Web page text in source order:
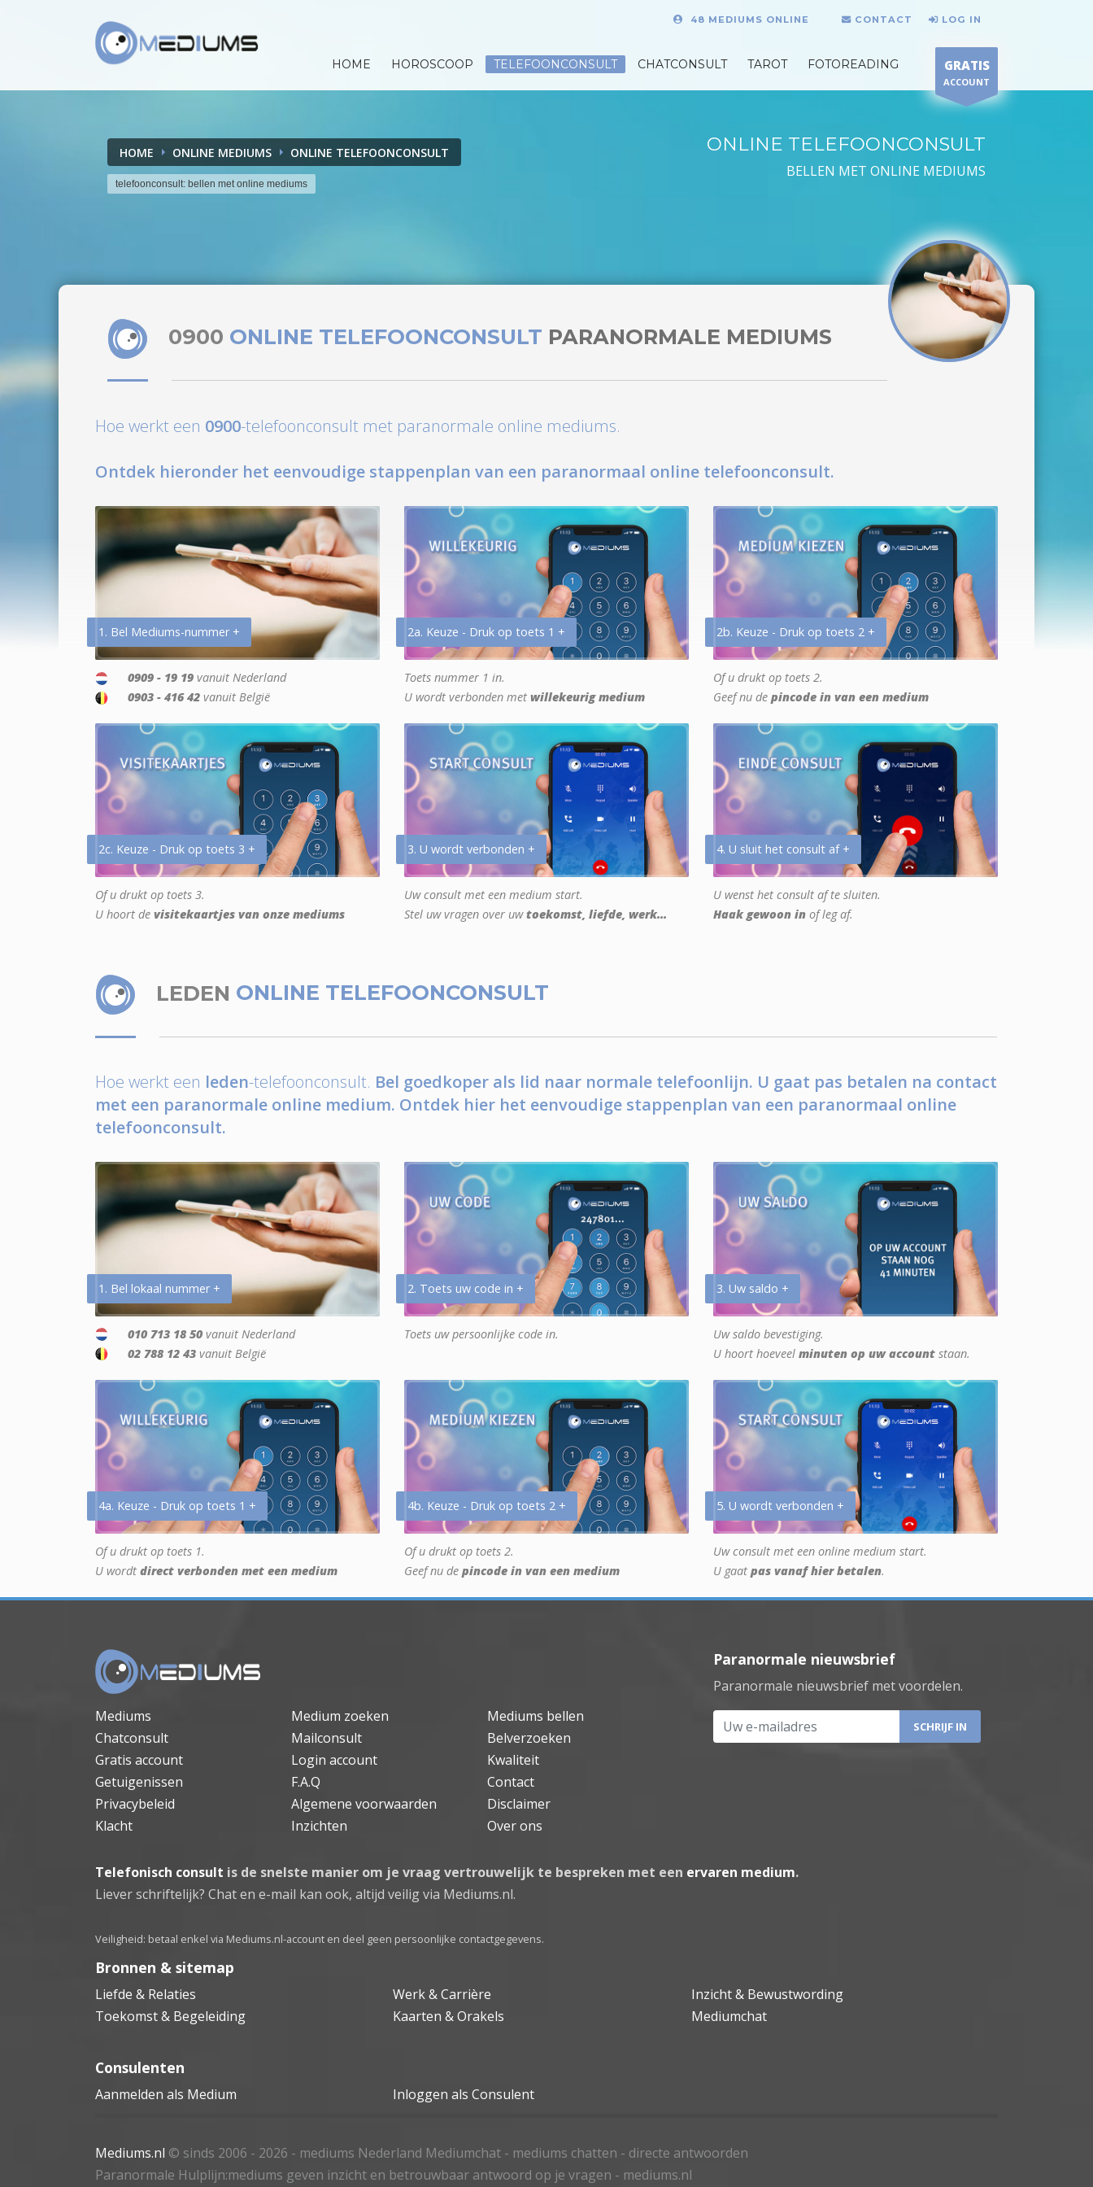
48 MEDIUMS ONLINE CONTACT LOG IN
HOME HOROSCOOP TELEFOONCONSULT CHATCONSULT TAROT FOTOREADING GRATIS
ACCOUNT
HOME ONLINE MEDIUMS ONLINE TELEFOONCONSULT
telefoonconsult: bellen met online mediums
ONLINE TELEFOONCONSULT
BELLEN MET ONLINE MEDIUMS
0900 ONLINE TELEFOONCONSULT PARANORMALE MEDIUMS
Hoe werkt een 0900-telefoonconsult met paranormale online mediums.
Ontdek hieronder het eenvoudige stappenplan van een paranormaal online telefoonconsult.
1. Bel Mediums-nummer +
0909 - 19 19 vanuit Nederland
0903 - 416 42 vanuit België
2a. Keuze - Druk op toets 1 +
Toets nummer 1 in.
U wordt verbonden met willekeurig medium
2b. Keuze - Druk op toets 2 +
Of u drukt op toets 2.
Geef nu de pincode in van een medium
2c. Keuze - Druk op toets 3 +
Of u drukt op toets 3.
U hoort de visitekaartjes van onze mediums
3. U wordt verbonden +
Uw consult met een medium start.
Stel uw vragen over uwtoekomst, liefde, werk...
4. U sluit het consult af +
U wenst het consult af te sluiten.
Haak gewoon in of leg af.
LEDEN ONLINE TELEFOONCONSULT
Hoe werkt een leden-telefoonconsult. Bel goedkoper als lid naar normale telefoonlijn. U gaat pas betalen na contact
met een paranormale online medium. Ontdek hier het eenvoudige stappenplan van een paranormaal online
telefoonconsult.
1. Bel lokaal nummer +
010 713 18 50 vanuit Nederland
02 788 12 43 vanuit België
2. Toets uw code in +
Toets uw persoonlijke code in.
3. Uw saldo +
Uw saldo bevestiging.
U hoort hoeveel minuten op uw account staan.
4a. Keuze - Druk op toets 1 +
Of u drukt op toets 1.
U wordt direct verbonden met een medium
4b. Keuze - Druk op toets 2 +
Of u drukt op toets 2.
Geef nu de pincode in van een medium
5. U wordt verbonden +
Uw consult met een online medium start.
U gaat pas vanaf hier betalen.
Mediums Medium zoeken
Mediums bellen
Chatconsult
Mailconsult
Belverzoeken
Gratis account
Login account
Kwaliteit
Getuigenissen
F.A.Q
Contact
Privacybeleid
Algemene voorwaarden
Disclaimer
Klacht
Inzichten Over ons
Paranormale nieuwsbrief
Paranormale nieuwsbrief met voordelen.
Uw e-mailadres
Telefonisch consult is de snelste manier om je vraag vertrouwelijk te bespreken met een ervaren medium.
Liever schriftelijk? Chat en e-mail kan ook, altijd veilig via Mediums.nl.
Veiligheid: betaal enkel via Mediums.nl-account en deel geen persoonlijke contactgegevens.
Bronnen & sitemap
Liefde & Relaties Werk & Carrière
Inzicht & Bewustwording
Toekomst & Begeleiding
Kaarten & Orakels Mediumchat
Consulenten
Aanmelden als Medium Inloggen als Consulent
Mediums.nl © sinds 2006 - 2026 - mediums Nederland Mediumchat - mediums chatten - directe antwoorden
Paranormale Hulplijn:mediums geven inzicht en betrouwbaar antwoord op je vragen - mediums.nl